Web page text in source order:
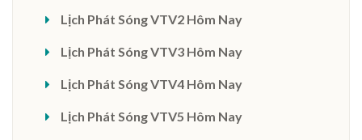
Lịch Phát Sóng VTV2 Hôm Nay
Lịch Phát Sóng VTV3 Hôm Nay
Lịch Phát Sóng VTV4 Hôm Nay
Lịch Phát Sóng VTV5 Hôm Nay